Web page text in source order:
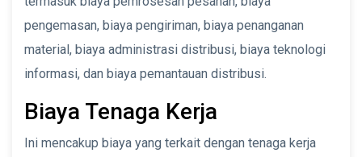
pengemasan, biaya pengiriman, biaya penanganan
material, biaya administrasi distribusi, biaya teknologi
informasi, dan biaya pemantauan distribusi.
Biaya Tenaga Kerja
Ini mencakup biaya yang terkait dengan tenaga kerja